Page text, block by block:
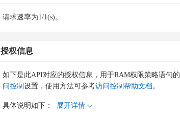
请求速率为1/1(s)。
授权信息
如下是此API对应的授权信息，用于RAM权限策略语句的
问控制 设置，使用方法可参考访问控制帮助文档。
具体说明如下： 展开详情